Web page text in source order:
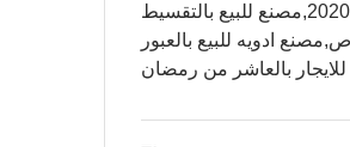
ادويه للبيع بالعبور